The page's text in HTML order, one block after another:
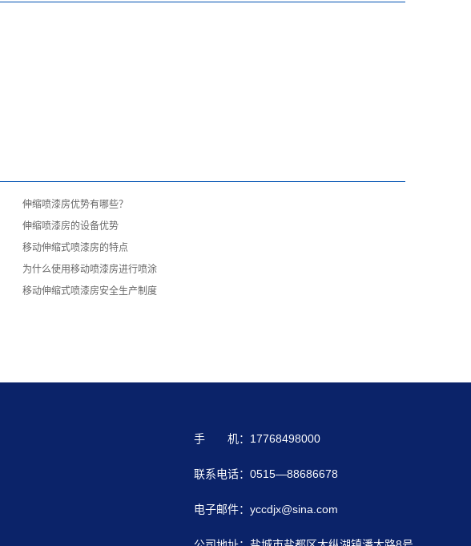
伸缩喷漆房优势有哪些？
伸缩喷漆房的设备优势
移动伸缩式喷漆房的特点
为什么使用移动喷漆房进行喷涂
移动伸缩式喷漆房安全生产制度
手 机：17768498000
联系电话：0515—88686678
电子邮件：yccdjx@sina.com